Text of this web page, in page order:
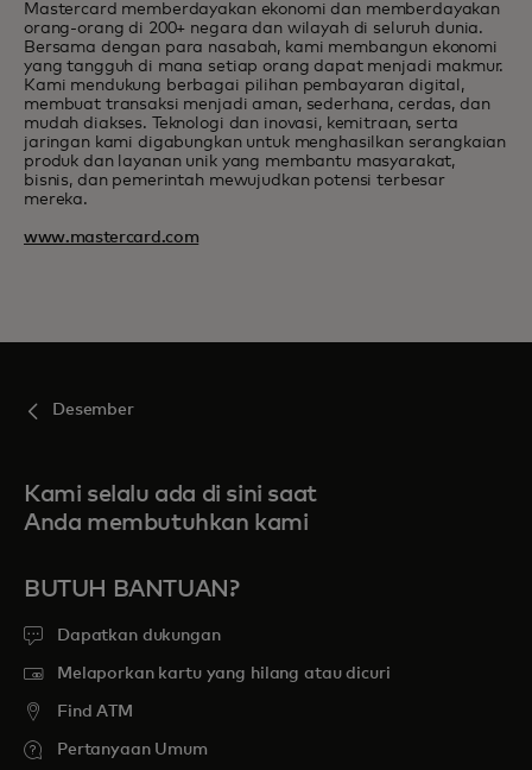
Mastercard memberdayakan ekonomi dan memberdayakan
orang-orang di 200+ negara dan wilayah di seluruh dunia.
Bersama dengan para nasabah, kami membangun ekonomi
yang tangguh di mana setiap orang dapat menjadi makmur.
Kami mendukung berbagai pilihan pembayaran digital,
membuat transaksi menjadi aman, sederhana, cerdas, dan
mudah diakses. Teknologi dan inovasi, kemitraan, serta
jaringan kami digabungkan untuk menghasilkan serangkaian
produk dan layanan unik yang membantu masyarakat,
bisnis, dan pemerintah mewujudkan potensi terbesar
mereka.
www.mastercard.com
Desember
Kami selalu ada di sini saat
Anda membutuhkan kami
BUTUH BANTUAN?
Dapatkan dukungan
Melaporkan kartu yang hilang atau dicuri
Find ATM
Pertanyaan Umum